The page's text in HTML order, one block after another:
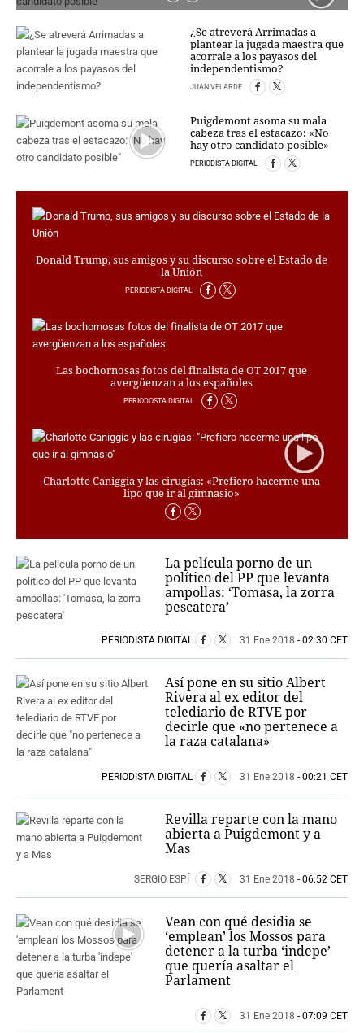
TRAVELLERS
EXPERTOS
GASTRONOMÍA
SALUD
ESCAPARATE
LA RETAGUARDIA
LA BURBUJA
LO ÚLTIMO
BLOGS
LUGARES
AUTORES
HEMEROTECA
OFERTAS
CLUB PD
ENLACES
AMÉRICA
ESPAÑA
¿Se atreverá Arrimadas a
plantear la jugada maestra que
acorrale a los payasos del
independentismo?
JUAN VELARDE
Puigdemont asoma su mala
cabeza tras el estacazo: «No
hay otro candidato posible»
PERIODISTA DIGITAL
Donald Trump, sus amigos y su discurso sobre el Estado de
la Unión
PERIODISTA DIGITAL
Las bochornosas fotos del finalista de OT 2017 que
avergüenzan a los españoles
PERIODOSTA DIGITAL
Charlotte Caniggia y las cirugías: «Prefiero hacerme una
lipo que ir al gimnasio»
La película porno de un
político del PP que levanta
ampollas: ‘Tomasa, la zorra
pescatera’
PERIODISTA DIGITAL 31 Ene 2018 - 02:30 CET
Así pone en su sitio Albert
Rivera al ex editor del
telediario de RTVE por
decirle que «no pertenece a
la raza catalana»
PERIODISTA DIGITAL 31 Ene 2018 - 00:21 CET
Revilla reparte con la mano
abierta a Puigdemont y a
Mas
SERGIO ESPÍ 31 Ene 2018 - 06:52 CET
Vean con qué desidia se
‘emplean’ los Mossos para
detener a la turba ‘indepe’
que quería asaltar el
Parlament
31 Ene 2018 - 07:09 CET